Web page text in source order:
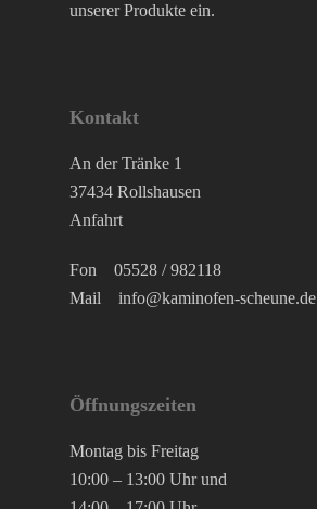
unserer Produkte ein.
Kontakt
An der Tränke 1
37434 Rollshausen
Anfahrt
Fon 05528 / 982118
Mail info@kaminofen-scheune.de
Öffnungszeiten
Montag bis Freitag
10:00 – 13:00 Uhr und